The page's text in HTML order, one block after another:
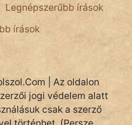
Legnépszerűbb írások
írások
| Az oldalon
jogi védelem alatt
csak a szerző